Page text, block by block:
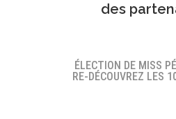
des
ÉLECTION DE MISS
RE-DÉCOUVREZ LES